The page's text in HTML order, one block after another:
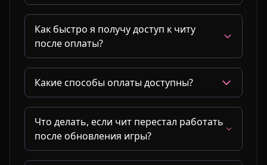
Как быстро я получу доступ к читу
после оплаты?
Какие способы оплаты доступны?
Что делать, если чит перестал работать
после обновления игры?